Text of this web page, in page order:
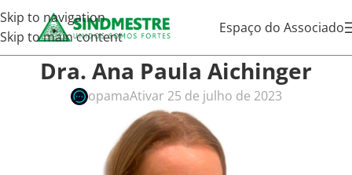
Skip to navigation
Skip to main content
Espaço do Associado
Dra. Ana Paula Aichinger
opamaAtivar 25 de julho de 2023